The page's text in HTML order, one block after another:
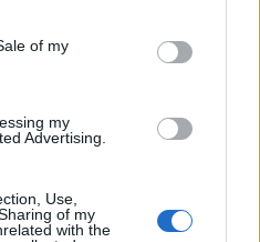
purposes in below Google
of my
my
Advertising.
Use,
of my
with the
Βιομηχανικής